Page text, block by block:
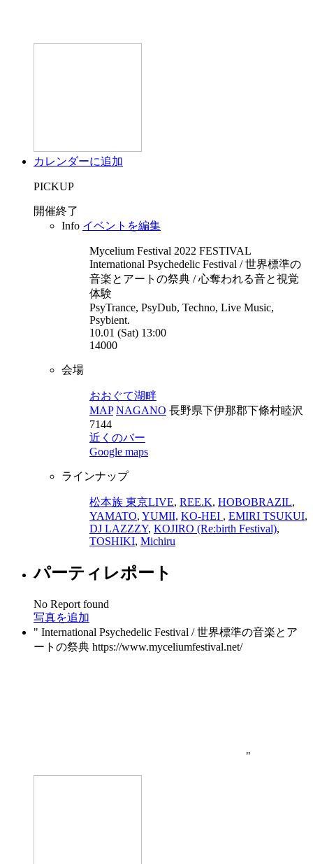
カレンダーに追加
PICKUP
開催終了
Info イベントを編集
Mycelium Festival 2022 FESTIVAL
International Psychedelic Festival / 世界標準の
音楽とアートの祭典 / 心奪われる音と視覚
体験
PsyTrance, PsyDub, Techno, Live Music,
Psybient.
10.01 (Sat) 13:00
14000
会場
おおぐて湖畔
MAP NAGANO 長野県下伊那郡下條村睦沢
7144
近くのバー
Google maps
ラインナップ
松本族 東京LIVE, REE.K, HOBOBRAZIL,
YAMATO, YUMII, KO-HEI , EMIRI TSUKUI,
DJ LAZZZY, KOJIRO (Re:birth Festival),
TOSHIKI, Michiru
パーティレポート
No Report found
写真を追加
International Psychedelic Festival / 世界標準の音楽とア
ートの祭典 https://www.myceliumfestival.net/